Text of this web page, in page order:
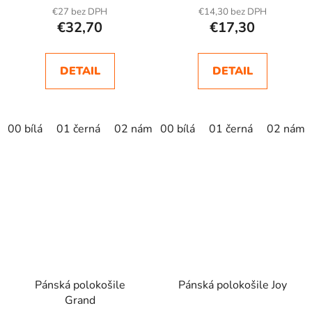
€27 bez DPH
€32,70
DETAIL
00 bílá 01 černá 02 námořní modrá light anthracite
€14,30 bez DPH
€17,30
DETAIL
00 bílá 01 černá 02
Pánská polokošile
Grand
Pánská polokošile Joy